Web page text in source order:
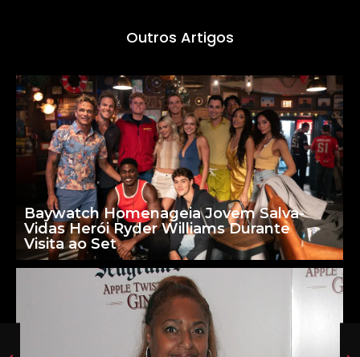
Outros Artigos
Baywatch Homenageia Jovem Salva-
Vidas Herói Ryder Williams Durante
Visita ao Set